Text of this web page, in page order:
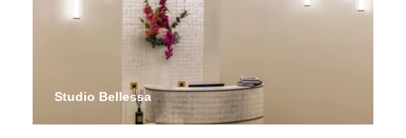
Les transats sont disponibles librement, sans réservation préalable.
Conformément à la réglementation, aucun maître-nageur n’est
présent. L’accès est interdit aux enfants de moins de 5 ans. À
partir de 5 ans, l’accès est autorisé sous la surveillance d’un
adulte, sans réservation préalable.
Studio Bellessa
Avant un événement ou pour se détendre, rendez-vous au